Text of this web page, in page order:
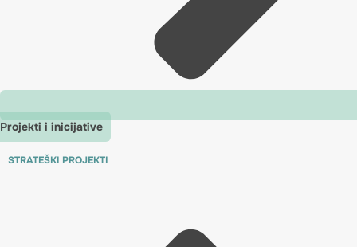
Projekti i inicijative
STRATEŠKI PROJEKTI